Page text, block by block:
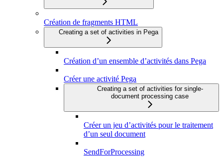
Création de fragments HTML
Creating a set of activities in Pega
Création d’un ensemble d’activités dans Pega
Créer une activité Pega
Creating a set of activities for single-
document processing case
Créer un jeu d’activités pour le traitement
d’un seul document
SendForProcessing